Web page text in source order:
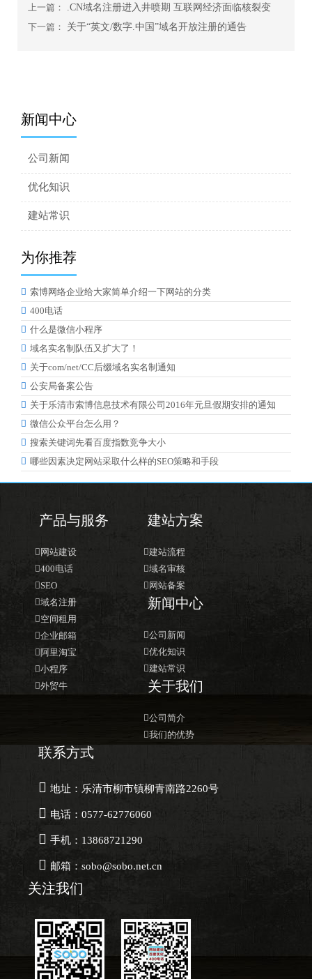
上一篇： .CN域名注册进入井喷期 互联网经济面临核裂变
下一篇： 关于“英文/数字.中国”域名开放注册的通告
新闻中心
公司新闻
优化知识
建站常识
为你推荐
 索博网络企业给大家简单介绍一下网站的分类
 400电话
 什么是微信小程序
 域名实名制队伍又扩大了！
 关于com/net/CC后缀域名实名制通知
 公安局备案公告
 关于乐清市索博信息技术有限公司2016年元旦假期安排的通知
 微信公众平台怎么用？
 搜索关键词先看百度指数竞争大小
 哪些因素决定网站采取什么样的SEO策略和手段
产品与服务
 网站建设
400电话
 SEO
域名注册
 空间租用
企业邮箱
 阿里淘宝
小程序
外贸牛
建站方案
建站流程
域名审核
 网站备案
新闻中心
公司新闻
优化知识
建站常识
关于我们
公司简介
我们的优势
联系方式
 地址：乐清市柳市镇柳青南路2260号
 电话：0577-62776060
 手机：13868721290
 邮箱：sobo@sobo.net.cn
关注我们